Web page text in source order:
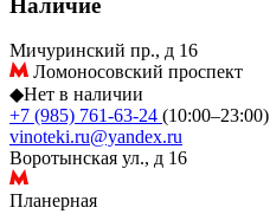
Мичуринский пр., д 16
Ломоносовский проспект
◆Нет в наличии
+7 (985) 761-63-24 (10:00–23:00)
vinoteki.ru@yandex.ru
Воротынская ул., д 16
Планерная